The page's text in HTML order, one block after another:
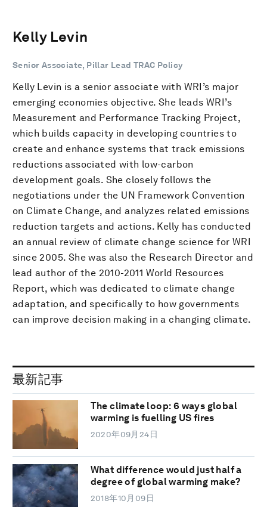
Kelly Levin
Senior Associate, Pillar Lead TRAC Policy
Kelly Levin is a senior associate with WRI’s major
emerging economies objective. She leads WRI’s
Measurement and Performance Tracking Project,
which builds capacity in developing countries to
create and enhance systems that track emissions
reductions associated with low-carbon
development goals. She closely follows the
negotiations under the UN Framework Convention
on Climate Change, and analyzes related emissions
reduction targets and actions. Kelly has conducted
an annual review of climate change science for WRI
since 2005. She was also the Research Director and
lead author of the 2010-2011 World Resources
Report, which was dedicated to climate change
adaptation, and specifically to how governments
can improve decision making in a changing climate.
最新記事
The climate loop: 6 ways global
warming is fuelling US fires
2020年09月24日
What difference would just half a
degree of global warming make?
2018年10月09日